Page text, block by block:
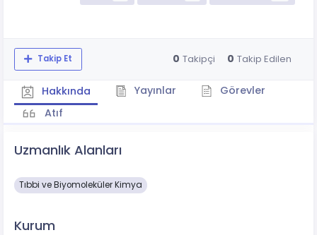
Takip Et 0 Takipçi 0 Takip Edilen
Hakkında Yayınlar
Görevler
Atıf
Uzmanlık Alanları
Tıbbi ve Biyomoleküler Kimya
Kurum